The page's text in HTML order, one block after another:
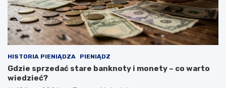
HISTORIA PIENIĄDZA PIENIĄDZ
Gdzie sprzedać stare banknoty i monety – co warto
wiedzieć?